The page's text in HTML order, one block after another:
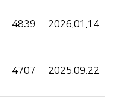
4839 2026.01.14
4707 2025.09.22